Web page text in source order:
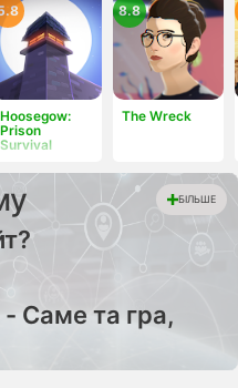
Hoosegow:
Prison
Survival
The Wreck
8.8
БІЛЬШЕ
Саме та гра,